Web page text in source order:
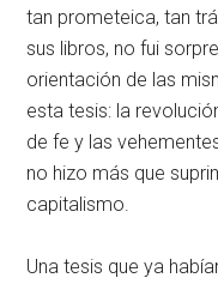
tan prometeica, tan
sus libros, no fui
orientación de las
esta tesis: la
de fe y las
no hizo más que
capitalismo.
Una tesis que ya